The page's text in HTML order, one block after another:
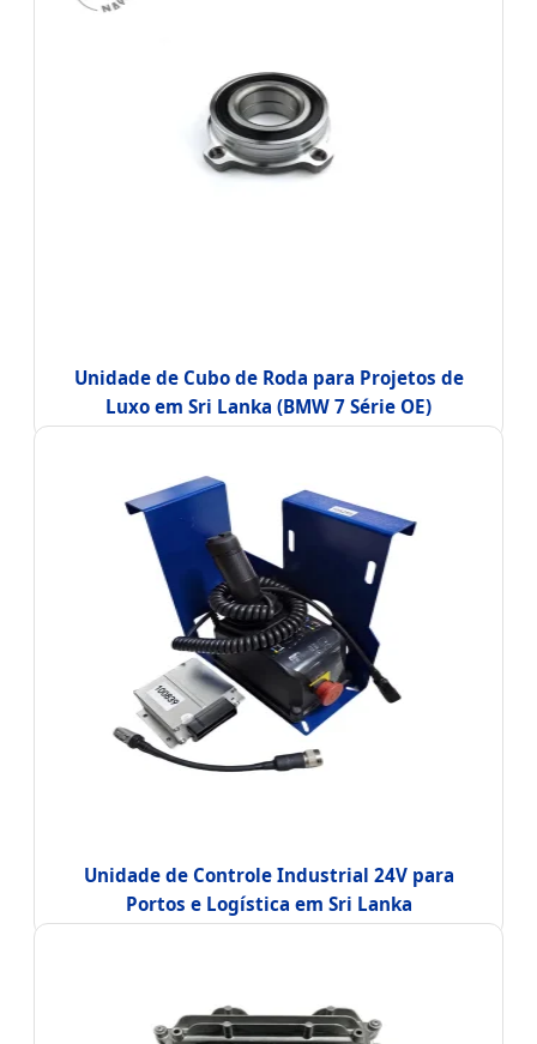
Unidade de Cubo de Roda para Projetos de
Luxo em Sri Lanka (BMW 7 Série OE)
Unidade de Controle Industrial 24V para
Portos e Logística em Sri Lanka